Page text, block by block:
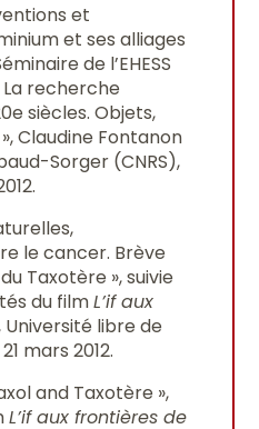
et
et ses alliages
de l’EHESS
recherche
siècles. Objets,
Claudine Fontanon
Sorger (CNRS),
le cancer. Brève
Taxotère », suivie
du filmL’if aux
Université libre de
mars 2012.
and Taxotère »,
L’if aux frontières de